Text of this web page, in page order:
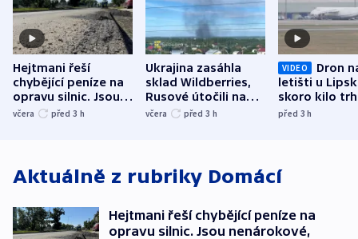
Hejtmani řeší
chybějící peníze na
opravu silnic. Jsou
nenárokové, namítá
včera před 3 h
Ukrajina zasáhla
sklad Wildberries,
Rusové útočili na
trh, hasiče či
včera před 3 h
VIDEO
Dron
letišti u
skoro kilo
indicie
před 3h
Aktuálně z rubriky Domácí
Hejtmani řeší chybějící peníze na
opravu silnic. Jsou nenárokové,